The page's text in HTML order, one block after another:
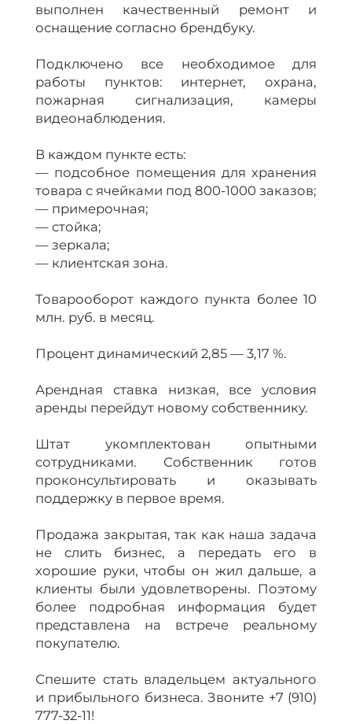
выполнен качественный ремонт и
оснащение согласно брендбуку.
Подключено все необходимое для
работы пунктов: интернет, охрана,
пожарная сигнализация, камеры
видеонаблюдения.
В каждом пункте есть:
— подсобное помещения для хранения
товара с ячейками под 800-1000 заказов;
— примерочная;
— стойка;
— зеркала;
— клиентская зона.
Товарооборот каждого пункта более 10
млн. руб. в месяц.
Прoцент динамический 2,85 — 3,17 %.
Арендная ставка низкая, все условия
аренды перейдут новому собственнику.
Штат укомплектован опытными
сотрудниками. Собственник готов
проконсультировать и оказывать
поддержку в первое время.
Продажа закрытая, так как наша задача
не слить бизнес, а передать его в
хорошие руки, чтобы он жил дальше, а
клиенты были удовлетворены. Поэтому
более подробная информация будет
представлена на встрече реальному
покупателю.
Спешите стать владельцем актуального
и прибыльного бизнеса. Звоните +7 (910)
777-32-11!